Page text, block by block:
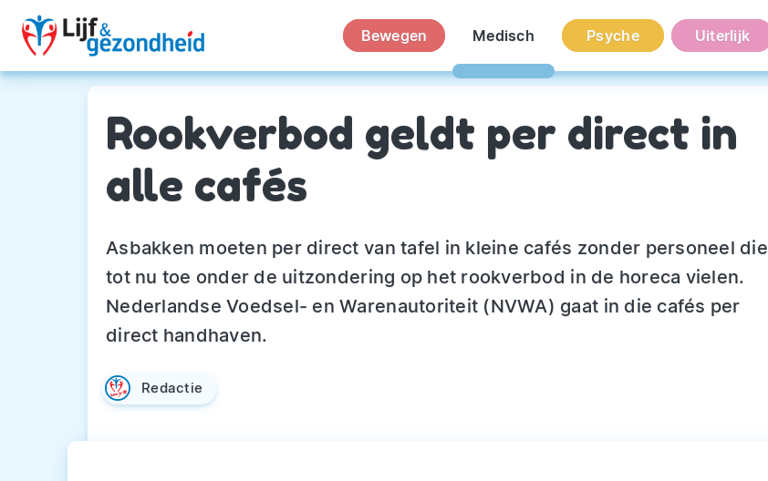
Bewegen Medisch Psyche Uiterlijk
Rookverbod geldt per direct in
alle cafés
Asbakken moeten per direct van tafel in kleine cafés zonder personeel die
tot nu toe onder de uitzondering op het rookverbod in de horeca vielen.
Nederlandse Voedsel- en Warenautoriteit (NVWA) gaat in die cafés per
direct handhaven.
Redactie